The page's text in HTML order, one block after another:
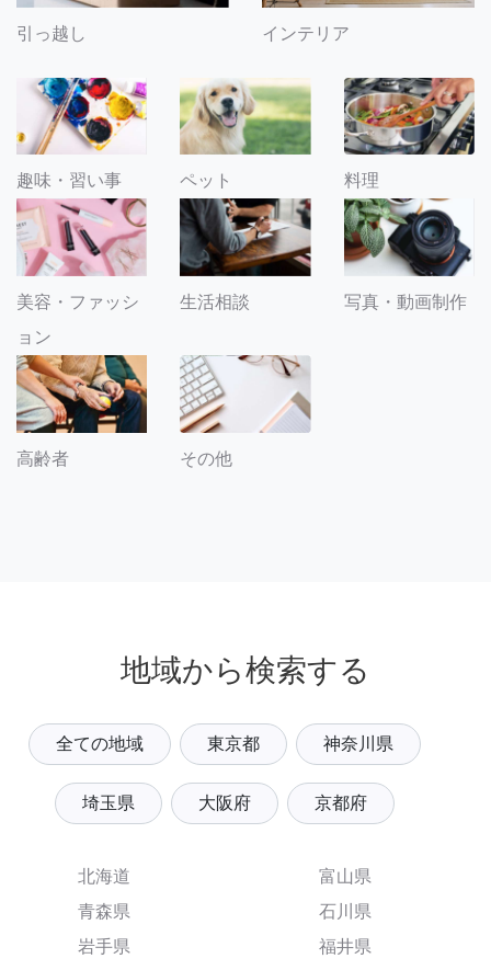
引っ越し インテリア
趣味・習い事 ペット 料理
美容・ファッシ
ョン
生活相談 写真・動画制作
高齢者 その他
地域から検索する
全ての地域 東京都 神奈川県
埼玉県 大阪府 京都府
北海道
青森県
岩手県
富山県
石川県
福井県